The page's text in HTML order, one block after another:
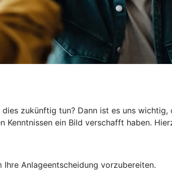
zukünftig tun? Dann ist es uns
Kenntnissen ein Bild verschafft haben.
Anlageentscheidung vorzubereiten.